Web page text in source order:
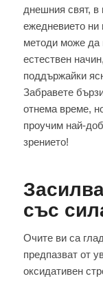
днешния свят, в
ежедневието ни
методи може да
естествен
поддържайки
Забравете
отнема време,
проучим най-
зрението!
със
Очите ви са
предпазват от
оксидативен